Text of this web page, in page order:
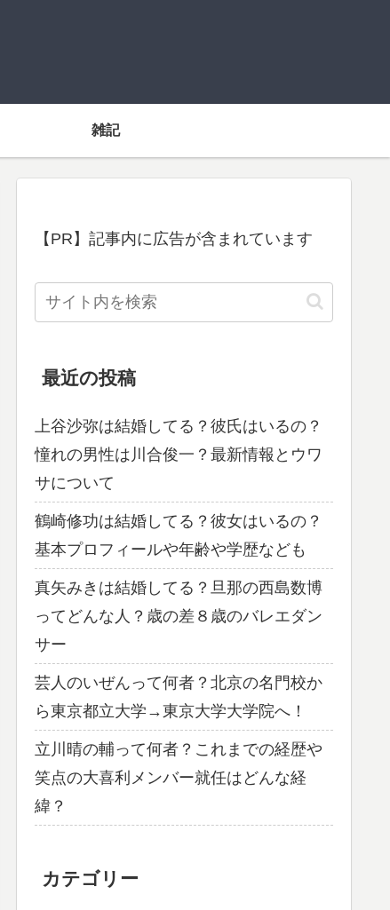
雑記
【PR】記事内に広告が含まれています
最近の投稿
上谷沙弥は結婚してる？彼氏はいるの？
憧れの男性は川合俊一？最新情報とウワ
サについて
鶴崎修功は結婚してる？彼女はいるの？
基本プロフィールや年齢や学歴なども
真矢みきは結婚してる？旦那の西島数博
ってどんな人？歳の差８歳のバレエダン
サー
芸人のいぜんって何者？北京の名門校か
ら東京都立大学→東京大学大学院へ！
立川晴の輔って何者？これまでの経歴や
笑点の大喜利メンバー就任はどんな経
緯？
カテゴリー